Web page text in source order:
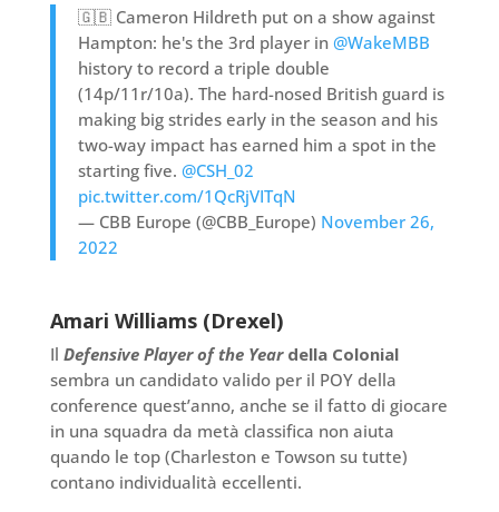
🇬🇧 Cameron Hildreth put on a show against
Hampton: he's the 3rd player in @WakeMBB
history to record a triple double
(14p/11r/10a). The hard-nosed British guard is
making big strides early in the season and his
two-way impact has earned him a spot in the
starting five. @CSH_02
pic.twitter.com/1QcRjVITqN
— CBB Europe (@CBB_Europe) November 26,
2022
Amari Williams (Drexel)
Il Defensive Player of the Yeardella Colonial
sembra un candidato valido per il POY della
conference quest’anno, anche se il fatto di giocare
in una squadra da metà classifica non aiuta
quando le top (Charleston e Towson su tutte)
contano individualità eccellenti.